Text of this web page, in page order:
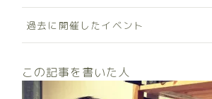
過去に開催したイベント
この記事を書いた人